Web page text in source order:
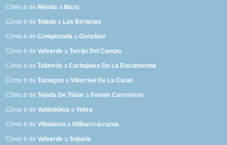
Cómo ir de Mérida a Mariz
Cómo ir deToledo a Las Berlanas
Cómo ir deCompostela aGonzález
Cómo ir deValverde aTorrijo Del Campo
Cómo ir deTabeirós aCarbajales De La Encomienda
Cómo ir deTamagos aVillarreal De La Canal
Cómo ir deTejeda De Tiétar a Fuente Carreteros
Cómo ir deValdebótoa aYebra
Cómo ir deVillalonso aUllíbarri-arrazua
Cómo ir deValverde aSojuela